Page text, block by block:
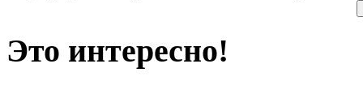
Это интересно!